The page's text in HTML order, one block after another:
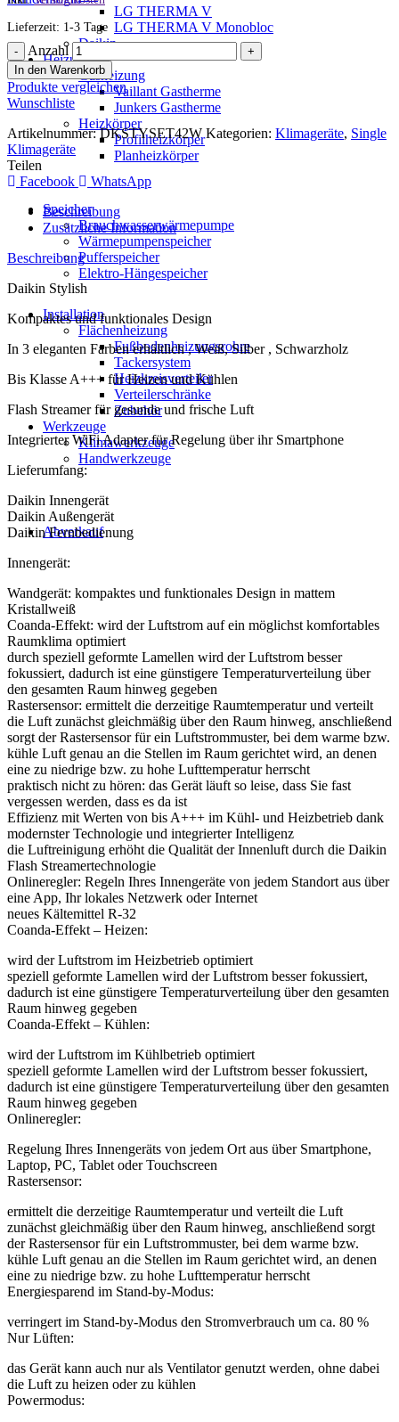
LG THERMA V
LG THERMA V Monobloc
Daikin
Heizung
Gasheizung
Vaillant Gastherme
Junkers Gastherme
Heizkörper
Profilheizkörper
Planheizkörper
Speicher
Brauchwasserwärmepumpe
Wärmepumpenspeicher
Pufferspeicher
Elektro-Hängespeicher
Installation
Flächenheizung
Fußbodenheizungsrohre
Tackersystem
Heizkreisverteiler
Verteilerschränke
Zubehör
Werkzeuge
Klimawerkzeuge
Handwerkzeuge
Abverkauf
Lieferzeit: 1-3 Tage
Anzahl
In den Warenkorb
Produkte vergleichen
Wunschliste
Artikelnummer:DKSTYSET42W Kategorien: Klimageräte, Single
Klimageräte
Teilen
Facebook
WhatsApp
Beschreibung
Zusätzliche Information
Beschreibung
Daikin Stylish
Kompaktes und funktionales Design
In 3 eleganten Farben erhältlich , Weiß, Silber , Schwarzholz
Bis Klasse A+++ für Heizen und Kühlen
Flash Streamer für gesunde und frische Luft
Integrierter WiFi Adapter für Regelung über ihr Smartphone
Lieferumfang:
Daikin Innengerät
Daikin Außengerät
Daikin Fernbedienung
Innengerät:
Wandgerät: kompaktes und funktionales Design in mattem
Kristallweiß
Coanda-Effekt: wird der Luftstrom auf ein möglichst komfortables
Raumklima optimiert
durch speziell geformte Lamellen wird der Luftstrom besser
fokussiert, dadurch ist eine günstigere Temperaturverteilung über
den gesamten Raum hinweg gegeben
Rastersensor: ermittelt die derzeitige Raumtemperatur und verteilt
die Luft zunächst gleichmäßig über den Raum hinweg, anschließend
sorgt der Rastersensor für ein Luftstrommuster, bei dem warme bzw.
kühle Luft genau an die Stellen im Raum gerichtet wird, an denen
eine zu niedrige bzw. zu hohe Lufttemperatur herrscht
praktisch nicht zu hören: das Gerät läuft so leise, dass Sie fast
vergessen werden, dass es da ist
Effizienz mit Werten von bis A+++ im Kühl- und Heizbetrieb dank
modernster Technologie und integrierter Intelligenz
die Luftreinigung erhöht die Qualität der Innenluft durch die Daikin
Flash Streamertechnologie
Onlineregler: Regeln Ihres Innengeräte von jedem Standort aus über
eine App, Ihr lokales Netzwerk oder Internet
neues Kältemittel R-32
Coanda-Effekt – Heizen:
wird der Luftstrom im Heizbetrieb optimiert
speziell geformte Lamellen wird der Luftstrom besser fokussiert,
dadurch ist eine günstigere Temperaturverteilung über den gesamten
Raum hinweg gegeben
Coanda-Effekt – Kühlen:
wird der Luftstrom im Kühlbetrieb optimiert
speziell geformte Lamellen wird der Luftstrom besser fokussiert,
dadurch ist eine günstigere Temperaturverteilung über den gesamten
Raum hinweg gegeben
Onlineregler:
Regelung Ihres Innengeräts von jedem Ort aus über Smartphone,
Laptop, PC, Tablet oder Touchscreen
Rastersensor:
ermittelt die derzeitige Raumtemperatur und verteilt die Luft
zunächst gleichmäßig über den Raum hinweg, anschließend sorgt
der Rastersensor für ein Luftstrommuster, bei dem warme bzw.
kühle Luft genau an die Stellen im Raum gerichtet wird, an denen
eine zu niedrige bzw. zu hohe Lufttemperatur herrscht
Energiesparend im Stand-by-Modus:
verringert im Stand-by-Modus den Stromverbrauch um ca. 80 %
Nur Lüften:
das Gerät kann auch nur als Ventilator genutzt werden, ohne dabei
die Luft zu heizen oder zu kühlen
Powermodus: